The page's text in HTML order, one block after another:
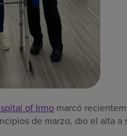
of Irmo marcó
de marzo, dio el alta a